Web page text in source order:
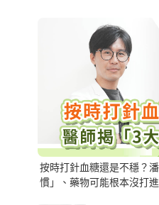
按時打針血糖還是不穩？
慣」、藥物可能根本沒打